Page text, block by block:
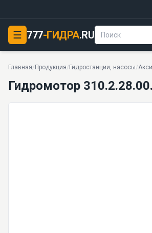
☰ 777-ГИДРА.RU
Главная/ Продукция/ Гидростанции, насосы/
Гидромотор 310.2.28.00.03
Гидромотор